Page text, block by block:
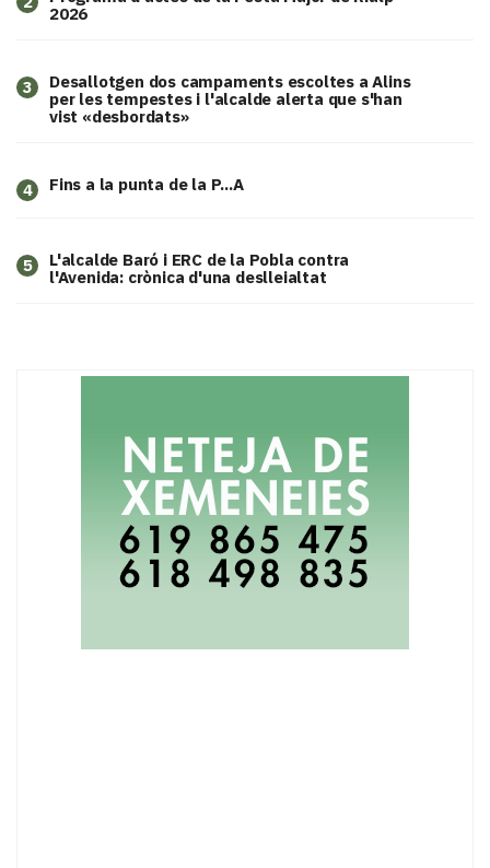
2026
3
​Desallotgen dos campaments escoltes a Alins
per les tempestes i l'alcalde alerta que s'han
vist «desbordats»
4 Fins a la punta de la P...A
5
L'alcalde Baró i ERC de la Pobla contra
l'Avenida: crònica d'una deslleialtat